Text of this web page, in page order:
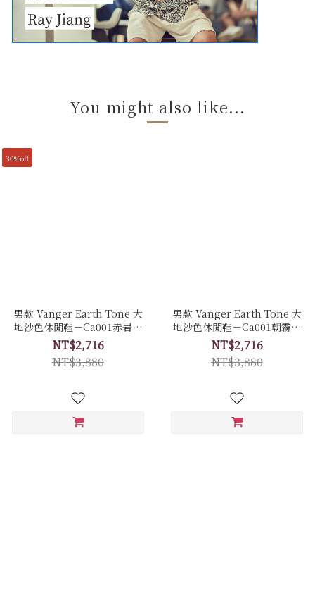
You might also like...
30%off
男款 Vanger Earth Tone 大
地沙色休閒鞋－Ca001赤岩色
(牛皮拼接磨砂皮)
NT$2,716
NT$3,880
男款 Vanger Earth Tone 大
地沙色休閒鞋－Ca001朝霧色
(牛皮)
NT$2,716
NT$3,880